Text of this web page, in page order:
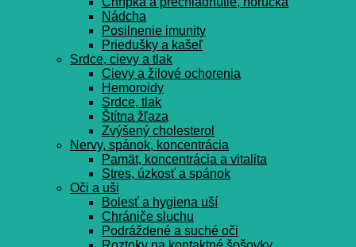
Nádcha
Posilnenie imunity
Priedušky a kašeľ
Srdce, cievy a tlak
Cievy a žilové ochorenia
Hemoroidy
Srdce, tlak
Štítna žľaza
Zvýšený cholesterol
Nervy, spánok, koncentrácia
Pamät, koncentrácia a vitalita
Stres, úzkosť a spánok
Oči a uši
Bolesť a hygiena uší
Chrániče sluchu
Podráždené a suché oči